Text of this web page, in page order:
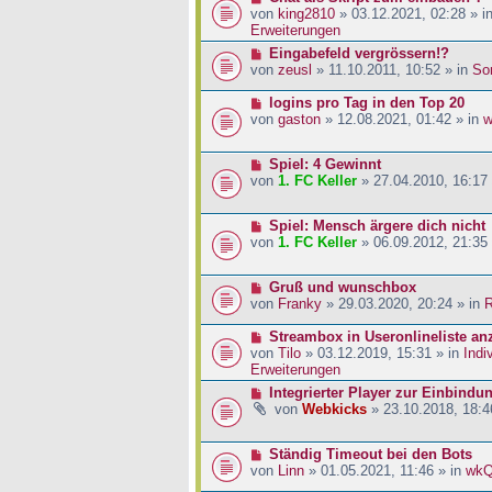
a
g
i
t
r
a
g
r
B
e
t
r
a
g
e
u
e
B
e
t
a
g
von king2810 » 03.12.2021, 02:28 » in
Erweiterungen
N
e
e
r
e
t
a
g
Eingabefeld vergrössern!?
von zeusl » 11.10.2011, 10:52 » in
N
e
e
B
i
r
g
logins pro Tag in den Top 20
von gaston » 12.08.2021, 01:42 » in
N
e
e
B
i
r
a
g
Spiel: 4 Gewinnt
von 1. FC Keller » 27.04.2010, 16:17
N
e
e
B
e
t
r
a
g
Spiel: Mensch ärgere dich nicht
von 1. FC Keller » 06.09.2012, 21:35
N
e
e
r
B
e
t
a
g
Gruß und wunschbox
von Franky » 29.03.2020, 20:24 » in
N
e
u
e
B
t
Streambox in Useronlineliste
von Tilo » 03.12.2019, 15:31 » in
Erweiterungen
N
e
e
B
Integrierter Player zur
von Webkicks » 23.10.2018,
N
e
Ständig Timeout bei den Bots
von Linn » 01.05.2021, 11:46 » in